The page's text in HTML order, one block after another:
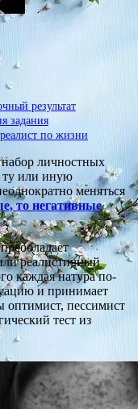
результат
задания
по жизни
личностных
ту или иную
меняться
то негативные
реалистичный
каждая натура по-
и принимает
оптимист, пессимист
тест из